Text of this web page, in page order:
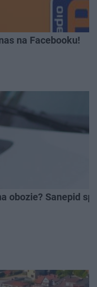
na Facebooku!
obozie? Sanepid